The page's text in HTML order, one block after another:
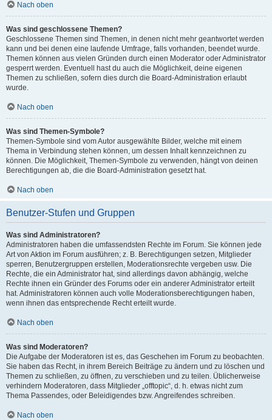
Nach oben
Was sind geschlossene Themen?
Geschlossene Themen sind Themen, in denen nicht mehr geantwortet werden
kann und bei denen eine laufende Umfrage, falls vorhanden, beendet wurde.
Themen können aus vielen Gründen durch einen Moderator oder Administrator
gesperrt werden. Eventuell hast du auch die Möglichkeit, deine eigenen
Themen zu schließen, sofern dies durch die Board-Administration erlaubt
wurde.
Nach oben
Was sind Themen-Symbole?
Themen-Symbole sind vom Autor ausgewählte Bilder, welche mit einem
Thema in Verbindung stehen können, um dessen Inhalt kennzeichnen zu
können. Die Möglichkeit, Themen-Symbole zu verwenden, hängt von deinen
Berechtigungen ab, die die Board-Administration gesetzt hat.
Nach oben
Benutzer-Stufen und Gruppen
Was sind Administratoren?
Administratoren haben die umfassendsten Rechte im Forum. Sie können jede
Art von Aktion im Forum ausführen; z. B. Berechtigungen setzen, Mitglieder
sperren, Benutzergruppen erstellen, Moderationsrechte vergeben usw. Die
Rechte, die ein Administrator hat, sind allerdings davon abhängig, welche
Rechte ihnen ein Gründer des Forums oder ein anderer Administrator erteilt
hat. Administratoren können auch volle Moderationsberechtigungen haben,
wenn ihnen das entsprechende Recht erteilt wurde.
Nach oben
Was sind Moderatoren?
Die Aufgabe der Moderatoren ist es, das Geschehen im Forum zu beobachten.
Sie haben das Recht, in ihrem Bereich Beiträge zu ändern und zu löschen und
Themen zu schließen, zu öffnen, zu verschieben und zu teilen. Üblicherweise
verhindern Moderatoren, dass Mitglieder „offtopic“, d. h. etwas nicht zum
Thema Passendes, oder Beleidigendes bzw. Angreifendes schreiben.
Nach oben